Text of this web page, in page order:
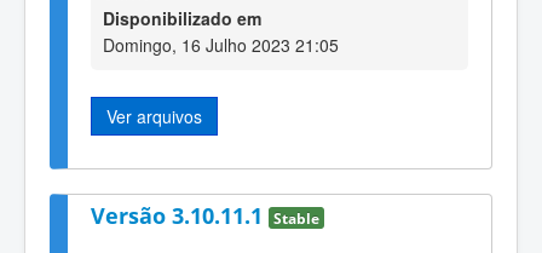
Disponibilizado em
Domingo, 16 Julho 2023 21:05
Ver arquivos
Versão 3.10.11.1 Stable